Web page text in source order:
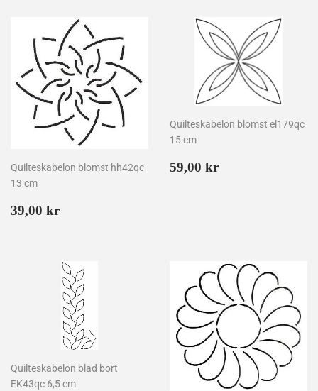
Quilteskabelon blomst hh42qc
13 cm
Normalpris
39,00 kr
Quilteskabelon blomst el179qc
15 cm
Normalpris
59,00 kr
Quilteskabelon blad bort
EK43qc 6,5 cm